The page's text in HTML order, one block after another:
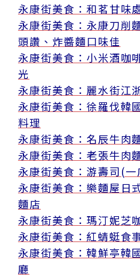
永康街美食：和茗甘味
永康街美食：永康刀削
頭讚、炸醬麵口味佳
永康街美食：小米酒咖
光
永康街美食：麗水街江
永康街美食：徐羅伐韓
料理
永康街美食：名辰牛肉
永康街美食：老張牛肉
永康街美食：游壽司(
永康街美食：樂麵屋日
麵店
永康街美食：瑪汀妮芝
永康街美食：紅蜻蜓食
永康街美食：韓鮮亭韓
廳